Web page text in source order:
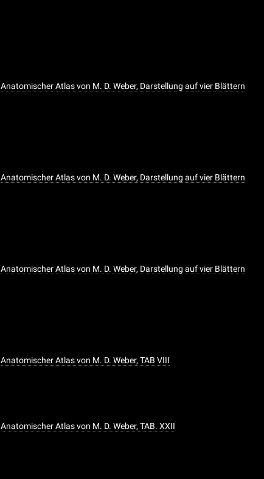
Anatomischer Atlas von M. D. Weber, Darstellung auf vier Blättern
Anatomischer Atlas von M. D. Weber, Darstellung auf vier Blättern
Anatomischer Atlas von M. D. Weber, Darstellung auf vier Blättern
Anatomischer Atlas von M. D. Weber, TAB VIII
Anatomischer Atlas von M. D. Weber, TAB. XXII